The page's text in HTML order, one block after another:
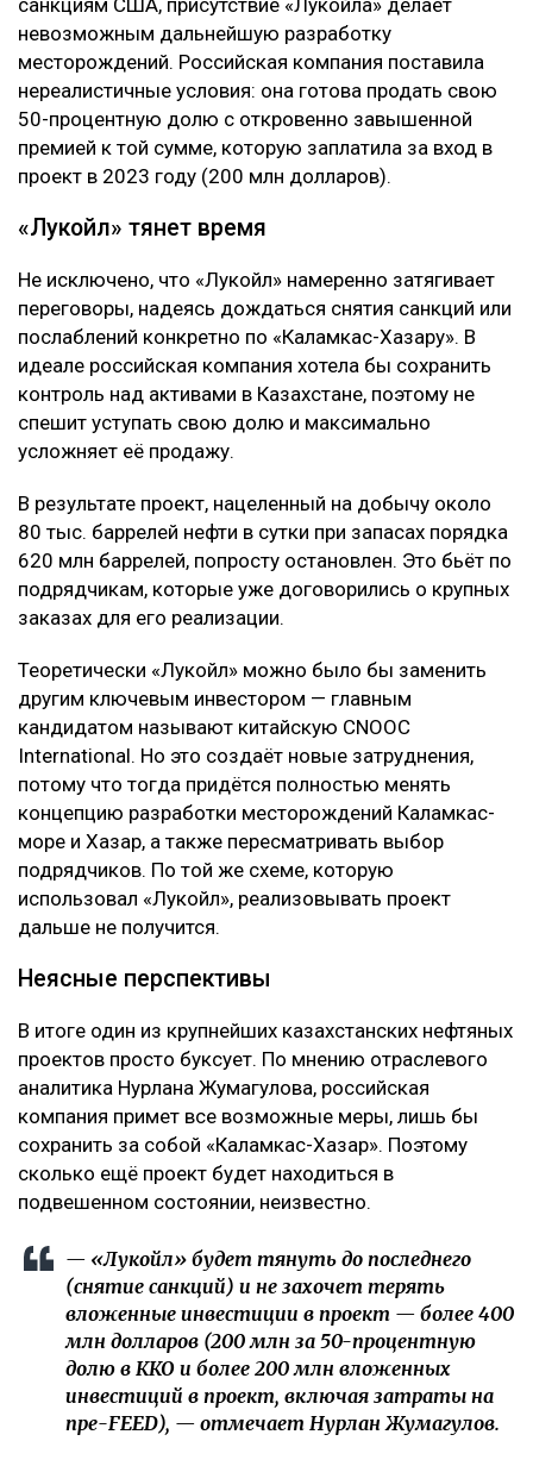
санкциям США, присутствие «Лукойла» делает
невозможным дальнейшую разработку
месторождений. Российская компания поставила
нереалистичные условия: она готова продать свою
50-процентную долю с откровенно завышенной
премией к той сумме, которую заплатила за вход в
проект в 2023 году (200 млн долларов).
«Лукойл» тянет время
Не исключено, что «Лукойл» намеренно затягивает
переговоры, надеясь дождаться снятия санкций или
послаблений конкретно по «Каламкас-Хазару». В
идеале российская компания хотела бы сохранить
контроль над активами в Казахстане, поэтому не
спешит уступать свою долю и максимально
усложняет её продажу.
В результате проект, нацеленный на добычу около
80 тыс. баррелей нефти в сутки при запасах порядка
620 млн баррелей, попросту остановлен. Это бьёт по
подрядчикам, которые уже договорились о крупных
заказах для его реализации.
Теоретически «Лукойл» можно было бы заменить
другим ключевым инвестором — главным
кандидатом называют китайскую CNOOC
International. Но это создаёт новые затруднения,
потому что тогда придётся полностью менять
концепцию разработки месторождений Каламкас-
море и Хазар, а также пересматривать выбор
подрядчиков. По той же схеме, которую
использовал «Лукойл», реализовывать проект
дальше не получится.
Неясные перспективы
В итоге один из крупнейших казахстанских нефтяных
проектов просто буксует. По мнению отраслевого
аналитика Нурлана Жумагулова, российская
компания примет все возможные меры, лишь бы
сохранить за собой «Каламкас-Хазар». Поэтому
сколько ещё проект будет находиться в
подвешенном состоянии, неизвестно.
— «Лукойл» будет тянуть до последнего
(снятие санкций) и не захочет терять
вложенные инвестиции в проект — более 400
млн долларов (200 млн за 50-процентную
долю в ККО и более 200 млн вложенных
инвестиций в проект, включая затраты на
пре-FEED), — отмечает Нурлан Жумагулов.